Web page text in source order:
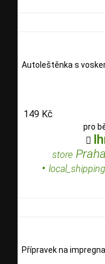
Autoleštěnka s
149 Kč
pro

store
• local_shipping
Přípravek na